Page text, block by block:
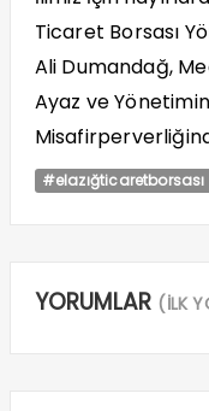
Ticaret Borsası Yö
Ali Dumandağ,
Ayaz ve Yö
#elazığticaretborsası
YORUMLAR (İLK